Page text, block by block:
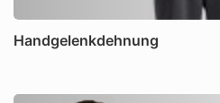
Handgelenkdehnung